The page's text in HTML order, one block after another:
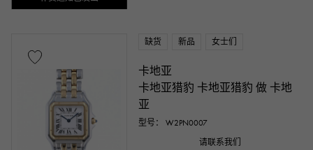
缺货 新品 女士们
卡地亚
卡地亚猎豹 卡地亚猎豹 做 卡地
亚
型号： W2PN0007
请联系我们